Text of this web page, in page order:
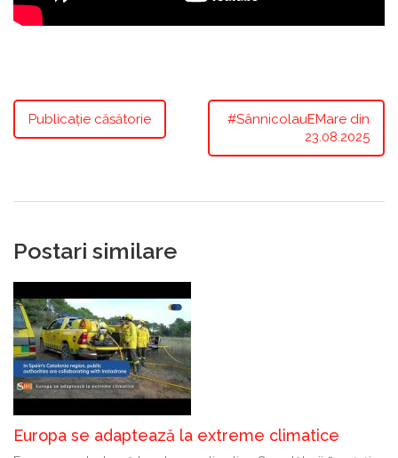
Publicație căsătorie
#SânnicolauEMare din
23.08.2025
Postari similare
Europa se adaptează la extreme climatice